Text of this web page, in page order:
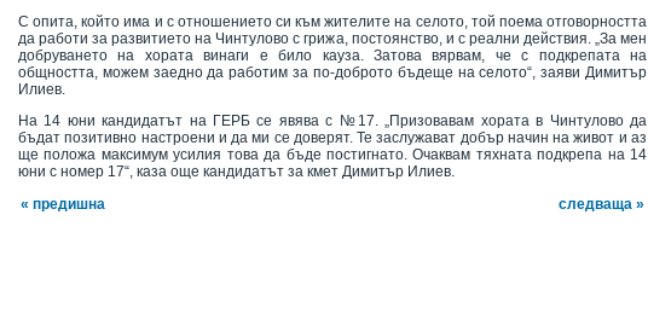
С опита, който има и с отношението си към жителите на селото, той поема отговорността
да работи за развитието на Чинтулово с грижа, постоянство, и с реални действия. „За мен
добруването на хората винаги е било кауза. Затова вярвам, че с подкрепата на
общността, можем заедно да работим за по-доброто бъдеще на селото“, заяви Димитър
Илиев.
На 14 юни кандидатът на ГЕРБ се явява с №17. „Призовавам хората в Чинтулово да
бъдат позитивно настроени и да ми се доверят. Те заслужават добър начин на живот и аз
ще положа максимум усилия това да бъде постигнато. Очаквам тяхната подкрепа на 14
юни с номер 17“, каза още кандидатът за кмет Димитър Илиев.
« предишна
следваща »